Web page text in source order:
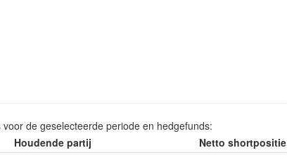
de geselecteerde periode en hedgefunds:
Houdende partij
Netto shortpositie